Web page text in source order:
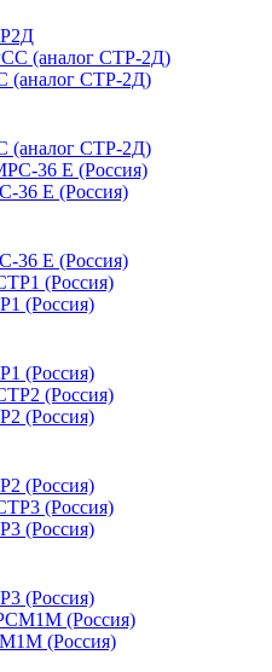
(аналог СТР-2Д)
(аналог СТР-2Д)
36 E (Россия)
36 E (Россия)
(Россия)
(Россия)
(Россия)
(Россия)
(Россия)
(Россия)
(Россия)